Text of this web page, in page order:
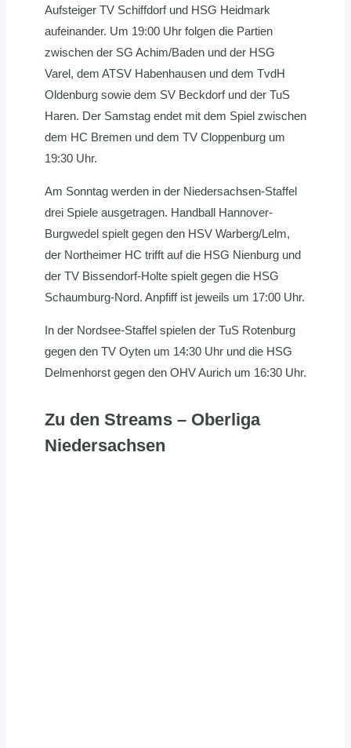
Aufsteiger TV Schiffdorf und HSG Heidmark
aufeinander. Um 19:00 Uhr folgen die Partien
zwischen der SG Achim/Baden und der HSG
Varel, dem ATSV Habenhausen und dem TvdH
Oldenburg sowie dem SV Beckdorf und der TuS
Haren. Der Samstag endet mit dem Spiel zwischen
dem HC Bremen und dem TV Cloppenburg um
19:30 Uhr.
Am Sonntag werden in der Niedersachsen-Staffel
drei Spiele ausgetragen. Handball Hannover-
Burgwedel spielt gegen den HSV Warberg/Lelm,
der Northeimer HC trifft auf die HSG Nienburg und
der TV Bissendorf-Holte spielt gegen die HSG
Schaumburg-Nord. Anpfiff ist jeweils um 17:00 Uhr.
In der Nordsee-Staffel spielen der TuS Rotenburg
gegen den TV Oyten um 14:30 Uhr und die HSG
Delmenhorst gegen den OHV Aurich um 16:30 Uhr.
Zu den Streams – Oberliga
Niedersachsen